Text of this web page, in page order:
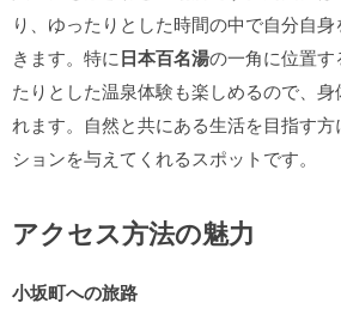
り、ゆったりとした時間の中で自分自
きます。特に日本百名湯の一角に位置す
たりとした温泉体験も楽しめるので、
れます。自然と共にある生活を目指す
ションを与えてくれるスポットです。
アクセス方法の魅力
小坂町への旅路